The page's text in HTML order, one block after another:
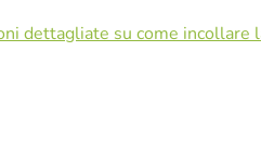
dettagliate su come incollare